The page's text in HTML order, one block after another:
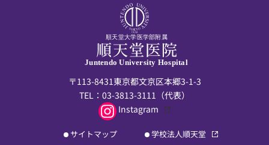
順天堂大学医学部附属
Juntendo University Hospital
〒113-8431東京都文京区本郷3-1-3
TEL： 03-3813-3111 （代表）
Instagram
サイトマップ
学校法人順天堂